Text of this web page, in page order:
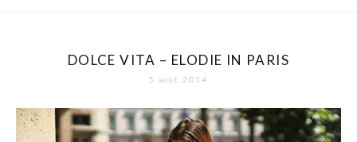
DOLCE VITA – ELODIE IN PARIS
5 août 2014